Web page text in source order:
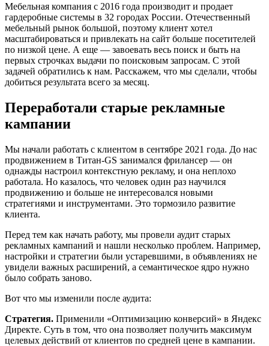
Мебельная компания с 2016 года производит и продает
гардеробные системы в 32 городах России. Отечественный
мебельный рынок большой, поэтому клиент хотел
масштабироваться и привлекать на сайт больше посетителей
по низкой цене. А еще — завоевать весь поиск и быть на
первых строчках выдачи по поисковым запросам. С этой
задачей обратились к нам. Расскажем, что мы сделали, чтобы
добиться результата всего за месяц.
Переработали старые рекламные
кампании
Мы начали работать с клиентом в сентябре 2021 года. До нас
продвижением в Титан-GS занимался фрилансер — он
однажды настроил контекстную рекламу, и она неплохо
работала. Но казалось, что человек один раз научился
продвижению и больше не интересовался новыми
стратегиями и инструментами. Это тормозило развитие
клиента.
Перед тем как начать работу, мы провели аудит старых
рекламных кампаний и нашли несколько проблем. Например,
настройки и стратегии были устаревшими, в объявлениях не
увидели важных расширений, а семантическое ядро нужно
было собрать заново.
Вот что мы изменили после аудита:
Стратегия. Применили «Оптимизацию конверсий» в Яндекс
Директе. Суть в том, что она позволяет получить максимум
целевых действий от клиентов по средней цене в кампании.